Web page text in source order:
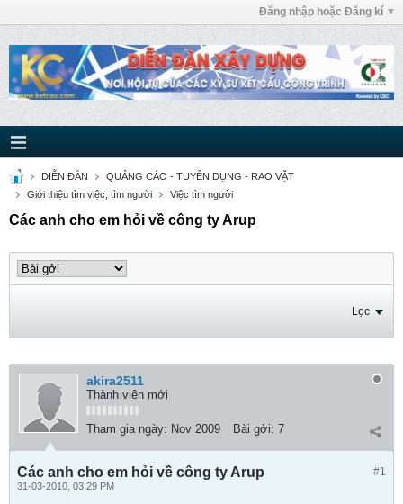
Đăng nhập hoặc Đăng kí
DIỄN ĐÀN
QUẢNG CÁO - TUYỂN DỤNG - RAO VẶT
Giới thiệu tìm việc, tìm người
Việc tìm người
Các anh cho em hỏi về công ty Arup
Lọc
akira2511
Thành viên mới
Tham gia ngày: Nov 2009 Bài gởi: 7
#1
Các anh cho em hỏi về công ty Arup
31-03-2010, 03:29 PM